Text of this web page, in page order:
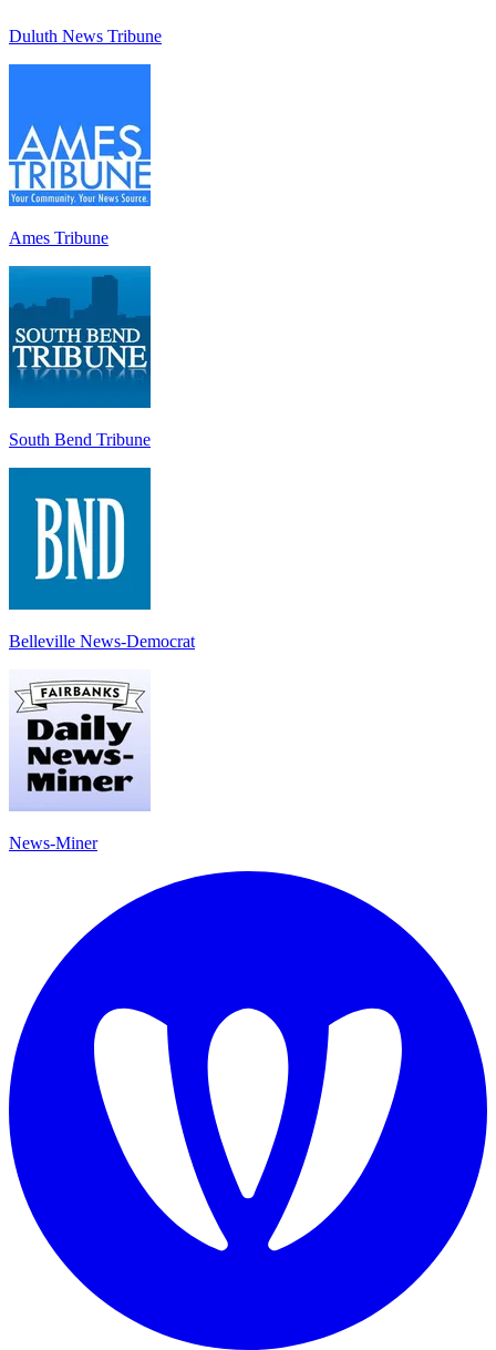
Duluth News Tribune
Ames Tribune
South Bend Tribune
Belleville News-Democrat
News-Miner